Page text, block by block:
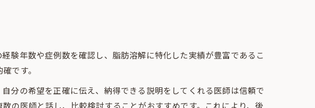
験年数や症例数を確認し、脂肪溶解に特化した実績が豊富であるこ
です。
分の希望を正確に伝え、納得できる説明をしてくれる医師は信頼で
の医師と話し、比較検討することがおすすめです。これにより、後